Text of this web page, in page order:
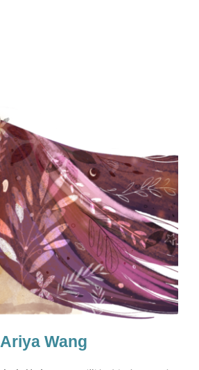
Ariya Wang